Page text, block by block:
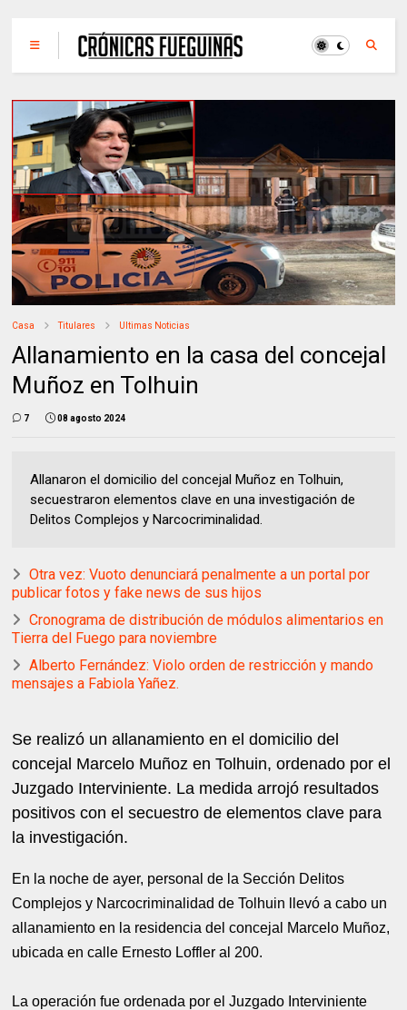
Casa Titulares Ultimas Noticias
Allanamiento en la casa del concejal
Muñoz en Tolhuin
7 08 agosto 2024
Allanaron el domicilio del concejal Muñoz en Tolhuin,
secuestraron elementos clave en una investigación de
Delitos Complejos y Narcocriminalidad.
Otra vez: Vuoto denunciará penalmente a un portal por
publicar fotos y fake news de sus hijos
Cronograma de distribución de módulos alimentarios en
Tierra del Fuego para noviembre
Alberto Fernández: Violo orden de restricción y mando
mensajes a Fabiola Yañez.
Se realizó un allanamiento en el domicilio del
concejal Marcelo Muñoz en Tolhuin, ordenado por el
Juzgado Interviniente. La medida arrojó resultados
positivos con el secuestro de elementos clave para
la investigación.
En la noche de ayer, personal de la Sección Delitos
Complejos y Narcocriminalidad de Tolhuin llevó a cabo un
allanamiento en la residencia del concejal Marcelo Muñoz,
ubicada en calle Ernesto Loffler al 200.
La operación fue ordenada por el Juzgado Interviniente